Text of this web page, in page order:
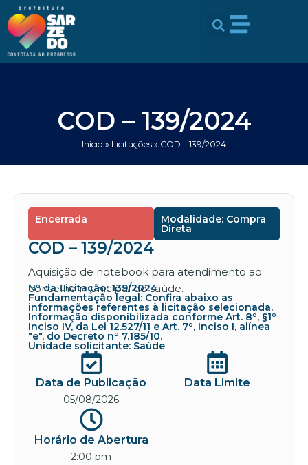
conteúdo
para
conteúdo
COD – 139/2024
Início » Licitações » COD – 139/2024
Encerrada Modalidade: Compra
Direta
COD – 139/2024
Aquisição de notebook para atendimento ao
conselho municipal de saúde.
Nº da Licitação: 139/2024
Fundamentação legal: Confira abaixo as
informações referentes à licitação selecionada.
Informação disponibilizada conforme Art. 8º, §1º
Inciso IV, da Lei 12.527/11 e Art. 7º, Inciso I, alínea
"e", do Decreto nº 7.185/10.
Unidade solicitante: Saúde
Data de Publicação
05/08/2026
Data Limite
Horário de Abertura
2:00 pm